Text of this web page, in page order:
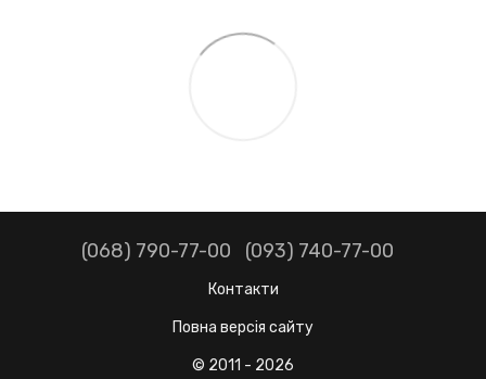
(068) 790-77-00 (093) 740-77-00
Контакти
Повна версія сайту
© 2011 - 2026